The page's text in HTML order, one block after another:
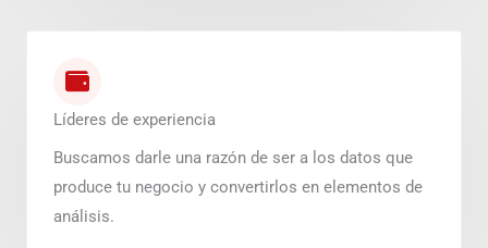
Líderes de experiencia
Buscamos darle una razón de ser a los datos que
produce tu negocio y convertirlos en elementos de
análisis.